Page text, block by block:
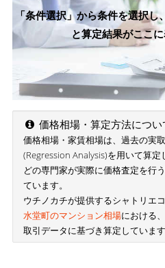
「条件選択」から条件を選択
と算定結果がここ
価格相場・算定方法につい
価格相場・家賃相場は、過去の実
(Regression Analysis)を用いて算
どの専門家が実際に価格査定を行
ています。
ウチノカチが提供するシャトリエ
水堂町のマンション相場における
取引データに基づき算定しています